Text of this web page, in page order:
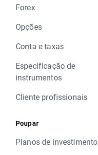
Forex
Opções
Conta e taxas
Especificação de
instrumentos
Cliente profissionais
Poupar
Planos de investimento